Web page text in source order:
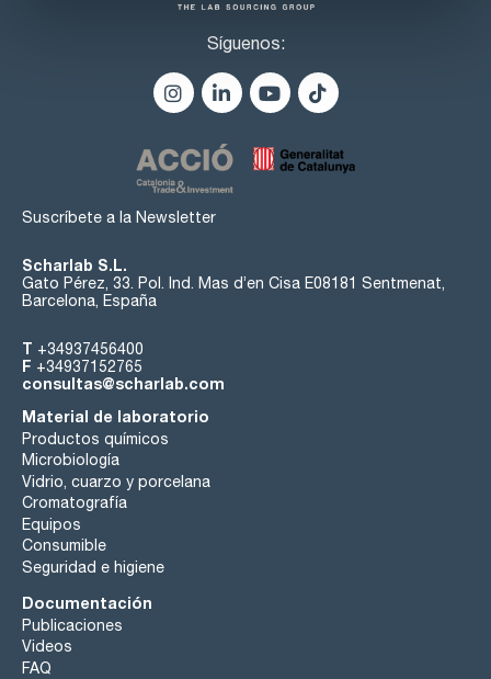
Síguenos:
Suscríbete a la Newsletter
Scharlab S.L.
Gato Pérez, 33. Pol. Ind. Mas d’en Cisa E08181 Sentmenat,
Barcelona, España
T +34937456400
F +34937152765
consultas@scharlab.com
Material de laboratorio
Productos químicos
Microbiología
Vidrio, cuarzo y porcelana
Cromatografía
Equipos
Consumible
Seguridad e higiene
Documentación
Publicaciones
Videos
FAQ